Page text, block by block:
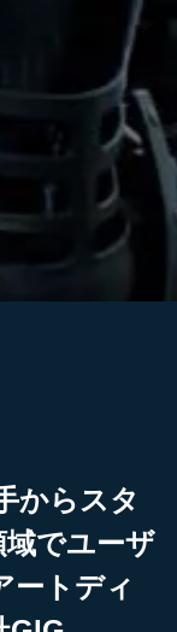
からスタ
でユーザ
ートディ